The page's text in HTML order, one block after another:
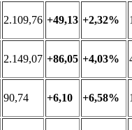
2.109,76 +49,13 +2,32%
2.149,07 +86,05 +4,03%
90,74 +6,10 +6,58%